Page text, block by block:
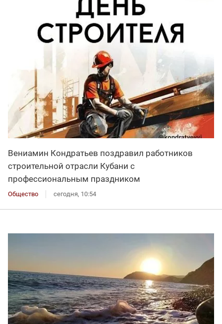
Вениамин Кондратьев поздравил работников
строительной отрасли Кубани с
профессиональным праздником
Общество сегодня, 10:54